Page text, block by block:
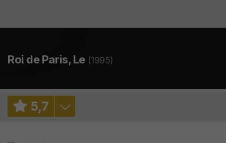
Roi de Paris, Le (1995)
5,7